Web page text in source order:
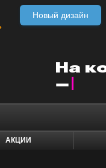
Новый дизайн
АКЦИИ